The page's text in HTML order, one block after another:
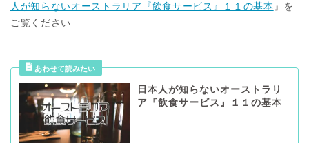
人が知らないオーストラリア『飲食サービス』１１の基本 』を
ご覧ください
日本人が知らないオーストラリ
ア『飲食サービス』１１の基本